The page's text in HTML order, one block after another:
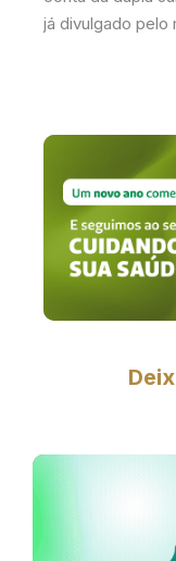
já divulgado pelo